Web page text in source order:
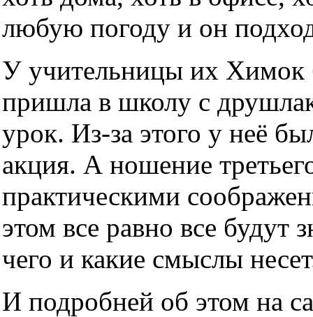
любую погоду и он
У учительницы их Химок
пришла в школу с
урок. Из-за этого у неё
акция. А ношение
практическими
этом все равно все будут
чего и какие смыслы
И подробней об этом на